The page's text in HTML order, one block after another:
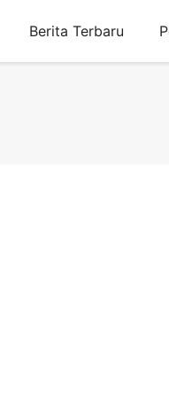
Berita Terbaru